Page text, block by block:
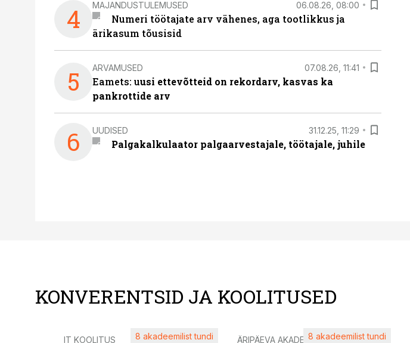
4 MAJANDUSTULEMUSED 06.08.26, 08:00
Numeri töötajate arv vähenes, aga tootlikkus ja
ärikasum tõusisid
5 ARVAMUSED 07.08.26, 11:41
Eamets: uusi ettevõtteid on rekordarv, kasvas ka
pankrottide arv
6 UUDISED 31.12.25, 11:29
Palgakalkulaator palgaarvestajale, töötajale, juhile
KONVERENTSID JA KOOLITUSED
IT KOOLITUS 8 akadeemilist tundi ÄRIPÄEVA AKADEEMIA8 akadeemilist tundi